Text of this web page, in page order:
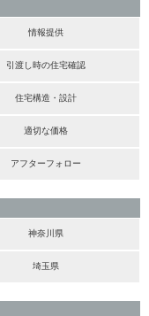
情報提供
引渡し時の住宅確認
住宅構造・設計
適切な価格
アフターフォロー
神奈川県
埼玉県